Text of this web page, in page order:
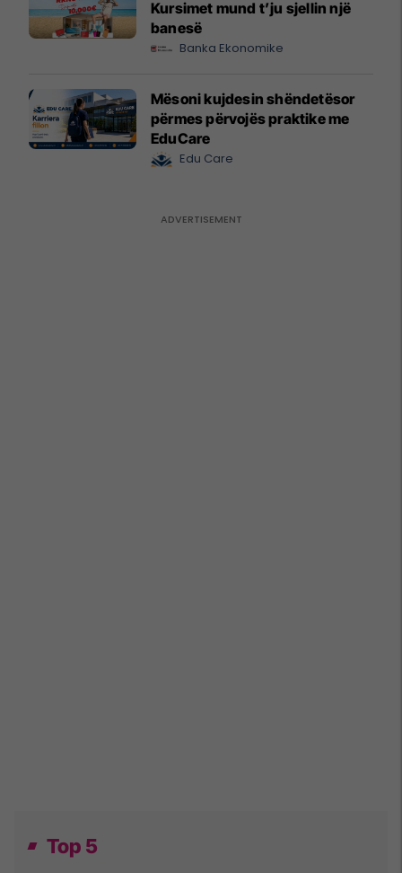
Kursimet mund t’ju sjellin një
banesë
Banka Ekonomike
Mësoni kujdesin shëndetësor
përmes përvojës praktike me
EduCare
Edu Care
Top 5